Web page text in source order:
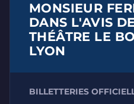
MONSIEUR
DANS L'AVIS
THÉÂTRE LE
LYON
BILLETTERIES